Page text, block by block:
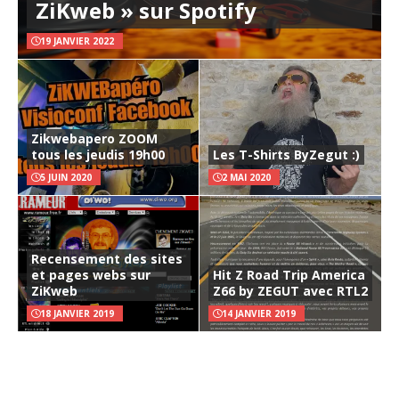
ZiKweb » sur Spotify
19 JANVIER 2022
Zikwebapero ZOOM
tous les jeudis 19h00
5 JUIN 2020
Les T-Shirts ByZegut :)
2 MAI 2020
Recensement des sites
et pages webs sur
ZiKweb
18 JANVIER 2019
Hit Z Road Trip America
Z66 by ZEGUT avec RTL2
14 JANVIER 2019